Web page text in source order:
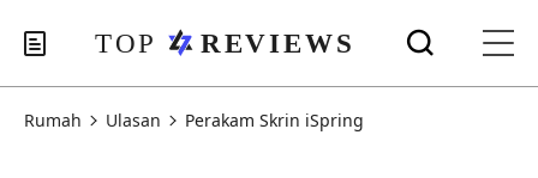
Rumah Ulasan Perakam Skrin iSpring